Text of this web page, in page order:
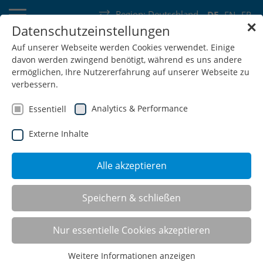
DE EN FR
Region: Deutschland
Deutschland Schweiz Österreich Belgien Frankreich
Luxemburg Niederlande Wallonie
SHOP
✕
Datenschutzeinstellungen
Auf unserer Webseite werden Cookies verwendet. Einige
davon werden zwingend benötigt, während es uns andere
ermöglichen, Ihre Nutzererfahrung auf unserer Webseite zu
verbessern.
Essentiell Analytics & Performance
Externe Inhalte
Alle akzeptieren
Speichern & schließen
Nur essentielle Cookies akzeptieren
Weitere Informationen anzeigen